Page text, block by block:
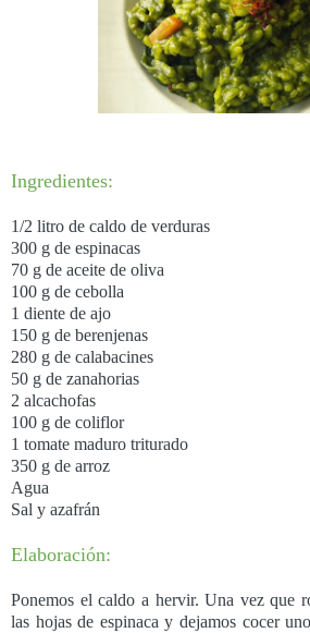
Ingredientes:
1/2 litro de caldo de verduras
300 g de espinacas
70 g de aceite de oliva
100 g de cebolla
1 diente de ajo
150 g de berenjenas
280 g de calabacines
50 g de zanahorias
2 alcachofas
100 g de coliflor
1 tomate maduro triturado
350 g de arroz
Agua
Sal y azafrán
Elaboración:
Ponemos el caldo a hervir. Una vez que
las hojas de espinaca y dejamos cocer